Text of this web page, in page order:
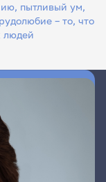
пытливый ум,
– то, что
людей